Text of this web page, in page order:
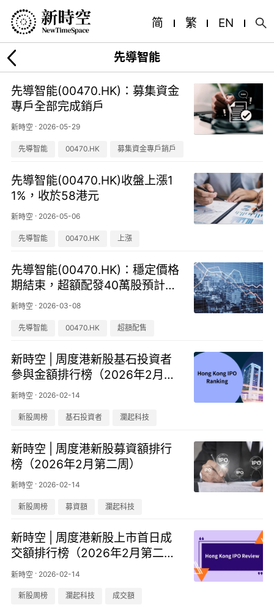
简 繁 EN
先導智能
先導智能(00470.HK)：募集資金
專戶全部完成銷戶
新時空· 2026-05-29
先導智能 00470.HK 募集資金專戶銷戶
先導智能(00470.HK)收盤上漲1
1%，收於58港元
新時空· 2026-05-06
先導智能 00470.HK 上漲
先導智能(00470.HK)：穩定價格
期結束，超額配發40萬股預計3
月11日上市
新時空· 2026-03-08
先導智能 00470.HK 超額配售
新時空 | 周度港新股基石投資者
參與金額排行榜（2026年2月第
二周）
新時空· 2026-02-14
新股周榜 基石投資者 瀾起科技
新時空 | 周度港新股募資額排行
榜（2026年2月第二周）
新時空· 2026-02-14
新股周榜 募資額 瀾起科技
新時空 | 周度港新股上市首日成
交額排行榜（2026年2月第二
周）
新時空· 2026-02-14
新股周榜 瀾起科技 成交額